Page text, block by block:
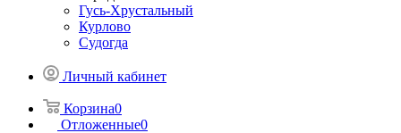
Гусь-Хрустальный
Курлово
Судогда
Личный кабинет
Корзина0
Отложенные0